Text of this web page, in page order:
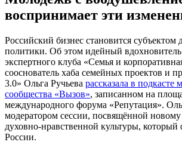
воспринимает эти
Российский бизнес становится субъектом
политики. Об этом идейный вдохновитель
экспертного клуба «Семья и
сооснователь хаба семейных проектов и
3.0» Ольга Ручьева рассказала в подкасте
сообщества «Вызов», записанном на
международного форума «Репутация».
модератором сессии, посвящённой
духовно-нравственной культуры, который
России.